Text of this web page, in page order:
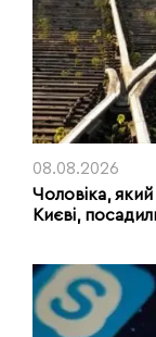
08.08.2026
Чоловіка, який
Києві,